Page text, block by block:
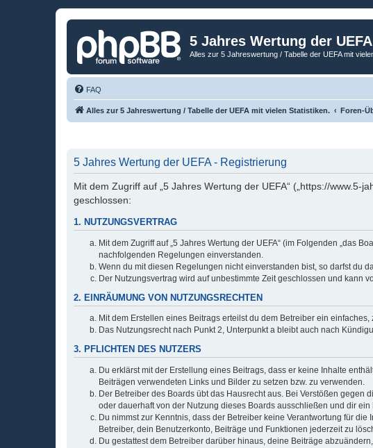
5 Jahres Wertung der UEFA
Alles zur 5 Jahreswertung / Tabelle der UEFA mit
FAQ
Alles zur 5 Jahreswertung / Tabelle der UEFA mit vielen Statistiken. Foren-
5 Jahres Wertung der UEFA - Registrierung
Mit dem Zugriff auf „5 Jahres Wertung der UEFA“ („https://
geschlossen:
1. NUTZUNGSVERTRAG
Mit dem Zugriff auf „5 Jahres Wertung der UEFA“ (im Folgenden „das
nachfolgenden Regelungen einverstanden.
Wenn du mit diesen Regelungen nicht einverstanden bist, so darfst du
Der Nutzungsvertrag wird auf unbestimmte Zeit geschlossen und kann
2. EINRÄUMUNG VON NUTZUNGSRECHTEN
Mit dem Erstellen eines Beitrags erteilst du dem Betreiber ein
Das Nutzungsrecht nach Punkt 2, Unterpunkt a bleibt auch nach
3. PFLICHTEN DES NUTZERS
Du erklärst mit der Erstellung eines Beitrags, dass er keine Inhalte
Beiträgen verwendeten Links und Bilder zu setzen bzw. zu verwenden.
Der Betreiber des Boards übt das Hausrecht aus. Bei Verstößen
oder dauerhaft von der Nutzung dieses Boards ausschließen und dir ein
Du nimmst zur Kenntnis, dass der Betreiber keine Verantwortung für
Betreiber, dein Benutzerkonto, Beiträge und Funktionen jederzeit zu
Du gestattest dem Betreiber darüber hinaus, deine Beiträge